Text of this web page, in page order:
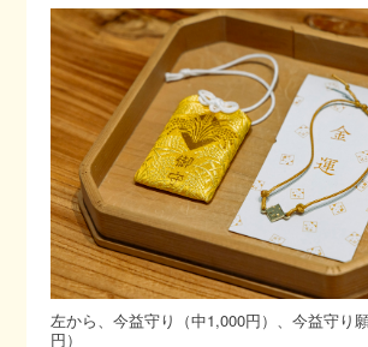
左から、今益守り（中1,000円）、今益守り
円）